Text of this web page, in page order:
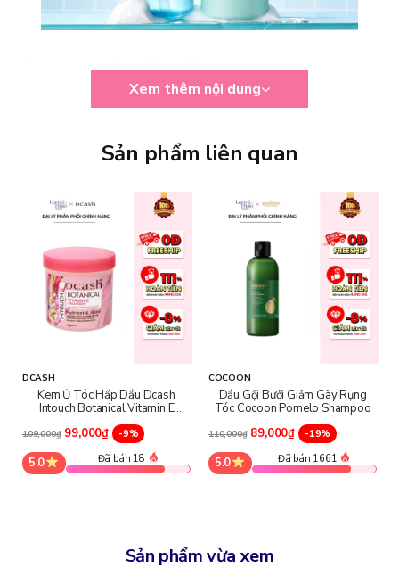
Công dụng của Dầu Gội Chando Himalaya Anti
Dandruff & Itching Relief
được thiết kế để chăm sóc da đầu dầu và dễ gàu theo hướng dịu
nhẹ, giúp làm sạch và mang lại cảm giác dễ chịu trong mỗi lần gội.
⇒ Làm sạch da đầu hiệu quả, loại bỏ bụi bẩn và bã nhờn tích tụ
⇒ Hỗ trợ giảm gàu và bong vảy trên da đầu
⇒ Giúp làm dịu cảm giác ngứa khó chịu
⇒ Mang lại cảm giác mát mẻ, thông thoáng sau khi gội
Xem thêm nội dung
Sản phẩm liên quan
DCASH
Kem Ủ Tóc Hấp Dầu Dcash
Intouch Botanical Vitamin E
Treatment
109,000₫ 99,000₫ -9%
5.0 Đã bán 18
COCOON
Dầu Gội Bưởi Giảm Gãy Rụng
Tóc Cocoon Pomelo Shampoo
110,000₫ 89,000₫ -19%
5.0 Đã bán 1661
Sản phẩm vừa xem